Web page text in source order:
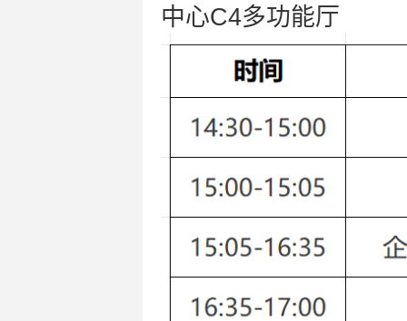
中心C4多功能厅